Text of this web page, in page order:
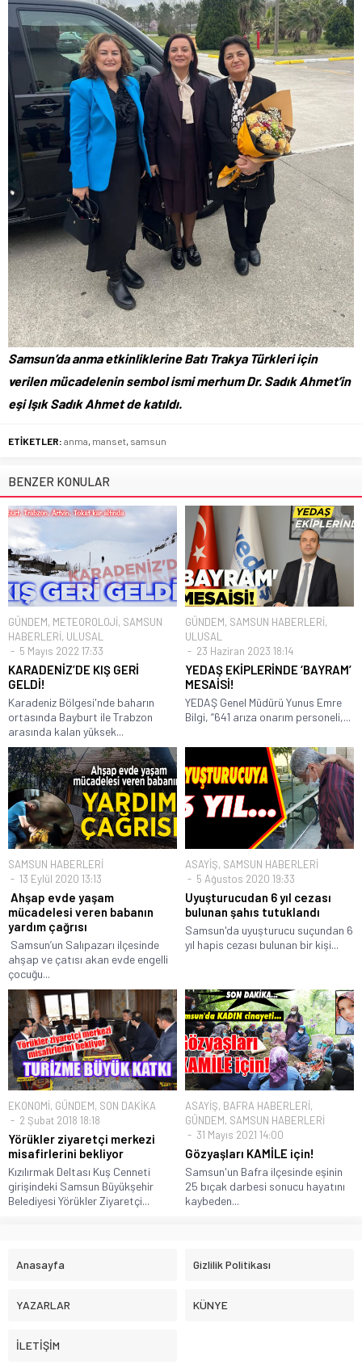
Samsun’da anma etkinliklerine Batı Trakya Türkleri için
verilen mücadelenin sembol ismi merhum Dr. Sadık Ahmet’in
eşi Işık Sadık Ahmet de katıldı.
ETİKETLER: anma, manset, samsun
BENZER KONULAR
GÜNDEM, METEOROLOJİ, SAMSUN
HABERLERİ, ULUSAL
5 Mayıs 2022 17:33
KARADENİZ’DE KIŞ GERİ
GELDİ!
Karadeniz Bölgesi'nde baharın
ortasında Bayburt ile Trabzon
arasında kalan yüksek...
GÜNDEM, SAMSUN HABERLERİ,
ULUSAL
23 Haziran 2023 18:14
YEDAŞ EKİPLERİNDE ‘BAYRAM’
MESAİSİ!
YEDAŞ Genel Müdürü Yunus Emre
Bilgi, “641 arıza onarım personeli,...
SAMSUN HABERLERİ
13 Eylül 2020 13:13
Ahşap evde yaşam
mücadelesi veren babanın
yardım çağrısı
Samsun’un Salıpazarı ilçesinde
ahşap ve çatısı akan evde engelli
çocuğu...
ASAYİŞ, SAMSUN HABERLERİ
5 Ağustos 2020 19:33
Uyuşturucudan 6 yıl cezası
bulunan şahıs tutuklandı
Samsun'da uyuşturucu suçundan 6
yıl hapis cezası bulunan bir kişi...
EKONOMİ, GÜNDEM, SON DAKİKA
2 Şubat 2018 18:18
Yörükler ziyaretçi merkezi
misafirlerini bekliyor
Kızılırmak Deltası Kuş Cenneti
girişindeki Samsun Büyükşehir
Belediyesi Yörükler Ziyaretçi...
ASAYİŞ, BAFRA HABERLERİ,
GÜNDEM, SAMSUN HABERLERİ
31 Mayıs 2021 14:00
Gözyaşları KAMİLE için!
Samsun'un Bafra ilçesinde eşinin
25 bıçak darbesi sonucu hayatını
kaybeden...
Anasayfa Gizlilik Politikası
YAZARLAR KÜNYE
İLETİŞİM